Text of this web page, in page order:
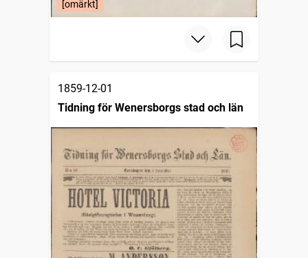
[omärkt]
1859-12-01
Tidning för Wenersborgs stad och län